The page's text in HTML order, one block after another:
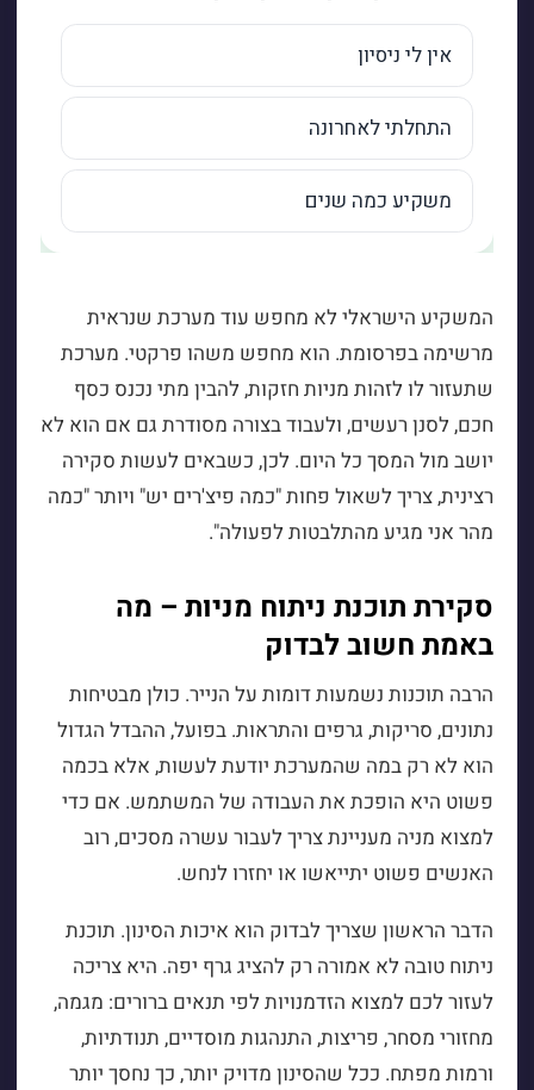
המשקיע הישראלי לא מחפש עוד מערכת שנראית
מרשימה בפרסומת. הוא מחפש משהו פרקטי. מערכת
שתעזור לו לזהות מניות חזקות, להבין מתי נכנס כסף
חכם, לסנן רעשים, ולעבוד בצורה מסודרת גם אם הוא לא
יושב מול המסך כל היום. לכן, כשבאים לעשות סקירה
רצינית, צריך לשאול פחות "כמה פיצ'רים יש" ויותר "כמה
מהר אני מגיע מהתלבטות לפעולה".
סקירת תוכנת ניתוח מניות – מה
באמת חשוב לבדוק
הרבה תוכנות נשמעות דומות על הנייר. כולן מבטיחות
נתונים, סריקות, גרפים והתראות. בפועל, ההבדל הגדול
הוא לא רק במה שהמערכת יודעת לעשות, אלא בכמה
פשוט היא הופכת את העבודה של המשתמש. אם כדי
למצוא מניה מעניינת צריך לעבור עשרה מסכים, רוב
האנשים פשוט יתייאשו או יחזרו לנחש.
הדבר הראשון שצריך לבדוק הוא איכות הסינון. תוכנת
ניתוח טובה לא אמורה רק להציג גרף יפה. היא צריכה
לעזור לכם למצוא הזדמנויות לפי תנאים ברורים: מגמה,
מחזורי מסחר, פריצות, התנהגות מוסדיים, תנודתיות,
ורמות מפתח. ככל שהסינון מדויק יותר, כך נחסך יותר